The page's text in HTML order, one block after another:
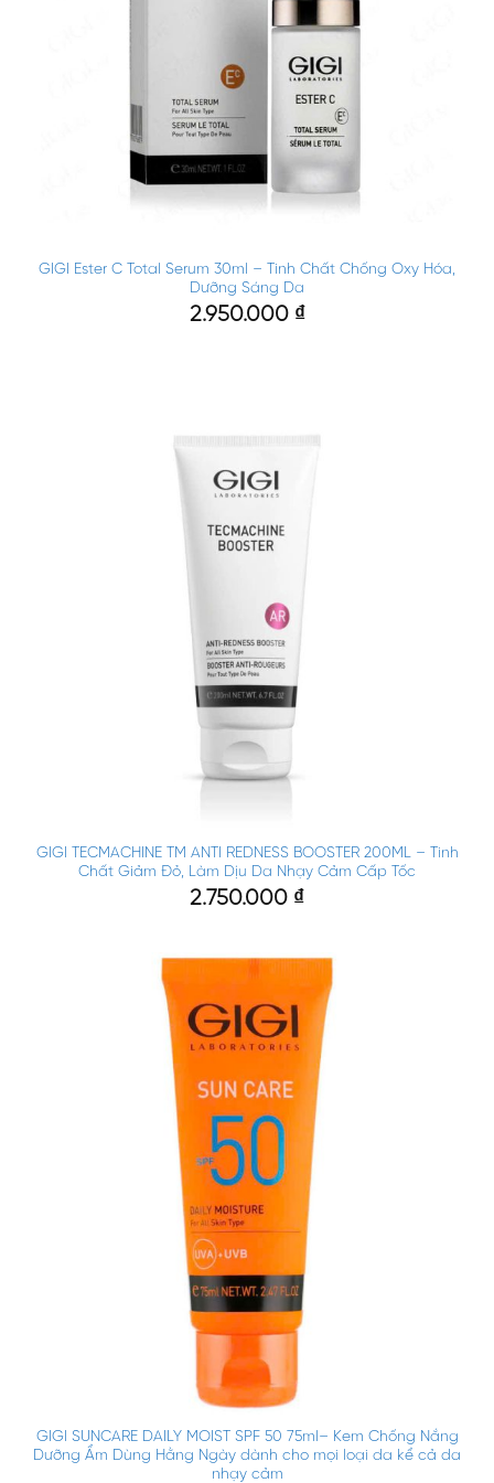
GIGI Ester C Total Serum 30ml – Tinh Chất Chống Oxy Hóa,
Dưỡng Sáng Da
2.950.000 ₫
GIGI TECMACHINE TM ANTI REDNESS BOOSTER 200ML – Tinh
Chất Giảm Đỏ, Làm Dịu Da Nhạy Cảm Cấp Tốc
2.750.000 ₫
GIGI SUNCARE DAILY MOIST SPF 50 75ml– Kem Chống Nắng
Dưỡng Ẩm Dùng Hằng Ngày dành cho mọi loại da kể cả da
nhạy cảm